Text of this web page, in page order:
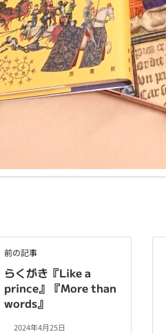
前の記事
らくがき『Like a
prince』『More than
words』
2024年4月25日